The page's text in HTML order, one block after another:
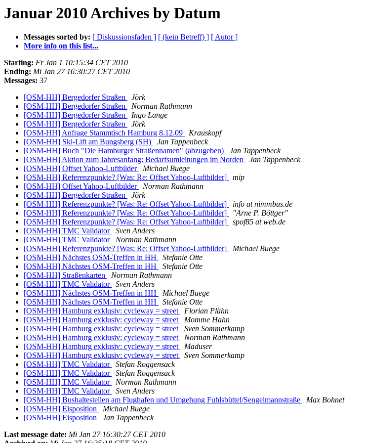
Januar 2010 Archives by Datum
Messages sorted by: [ Diskussionsfaden ] [ (kein Betreff) ] [ Autor ]
More info on this list...
Starting: Fr Jan 1 10:15:34 CET 2010
Ending: Mi Jan 27 16:30:27 CET 2010
Messages: 37
[OSM-HH] Bergedorfer Straßen
Jörk
[OSM-HH] Bergedorfer Straßen
Norman Rathmann
[OSM-HH] Bergedorfer Straßen
Ingo Lange
[OSM-HH] Bergedorfer Straßen
Jörk
[OSM-HH] Anfrage Stammtisch Hamburg 8.12.09
Krauskopf
[OSM-HH] Ski-Lift am Bungsberg (SH)
Jan Tappenbeck
[OSM-HH] Buch "Die Hamburger Straßennamen" (abzugeben)
Jan Tappenbeck
[OSM-HH] Aktion zum Jahresanfang: Bedarfsumleitungen im Norden
Jan Tappenbeck
[OSM-HH] Offset Yahoo-Luftbilder
Michael Buege
[OSM-HH] Referenzpunkte? [Was: Re: Offset Yahoo-Luftbilder]
mip
[OSM-HH] Offset Yahoo-Luftbilder
Norman Rathmann
[OSM-HH] Bergedorfer Straßen
Jörk
[OSM-HH] Referenzpunkte? [Was: Re: Offset Yahoo-Luftbilder]
info at nimmbus.de
[OSM-HH] Referenzpunkte? [Was: Re: Offset Yahoo-Luftbilder]
"Arne P. Böttger"
[OSM-HH] Referenzpunkte? [Was: Re: Offset Yahoo-Luftbilder]
spof85 at web.de
[OSM-HH] TMC Validator
Sven Anders
[OSM-HH] TMC Validator
Norman Rathmann
[OSM-HH] Referenzpunkte? [Was: Re: Offset Yahoo-Luftbilder]
Michael Buege
[OSM-HH] Nächstes OSM-Treffen in HH
Stefanie Otte
[OSM-HH] Nächstes OSM-Treffen in HH
Stefanie Otte
[OSM-HH] Straßenkarten
Norman Rathmann
[OSM-HH] TMC Validator
Sven Anders
[OSM-HH] Nächstes OSM-Treffen in HH
Michael Buege
[OSM-HH] Nächstes OSM-Treffen in HH
Stefanie Otte
[OSM-HH] Hamburg exklusiv: cycleway = street
Florian Plähn
[OSM-HH] Hamburg exklusiv: cycleway = street
Momme Hahn
[OSM-HH] Hamburg exklusiv: cycleway = street
Sven Sommerkamp
[OSM-HH] Hamburg exklusiv: cycleway = street
Norman Rathmann
[OSM-HH] Hamburg exklusiv: cycleway = street
Maduser
[OSM-HH] Hamburg exklusiv: cycleway = street
Sven Sommerkamp
[OSM-HH] TMC Validator
Stefan Roggensack
[OSM-HH] TMC Validator
Stefan Roggensack
[OSM-HH] TMC Validator
Norman Rathmann
[OSM-HH] TMC Validator
Sven Anders
[OSM-HH] Bushaltestellen am Flughafen und Umgehung Fuhlsbüttel/Sengelmannstraße
Max Bohnet
[OSM-HH] Eisposition
Michael Buege
[OSM-HH] Eisposition
Jan Tappenbeck
Last message date: Mi Jan 27 16:30:27 CET 2010